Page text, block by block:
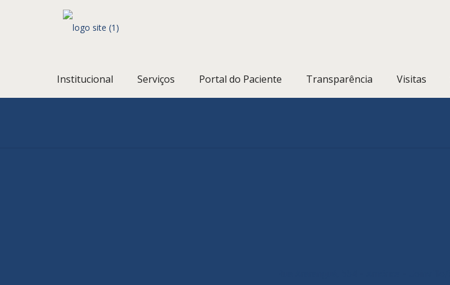
Institucional Serviços Portal do Paciente Transparência Visitas